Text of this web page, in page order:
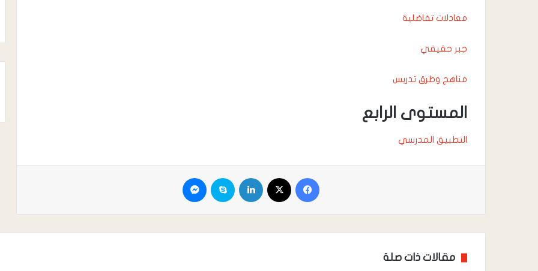
معادلات تفاضلية
جبر حقيقي
مناهج وطرق تدريس
المستوى الرابع
التطبيق المدرسي
فيسبوك لينكدإن سكايب
مقالات ذات صلة